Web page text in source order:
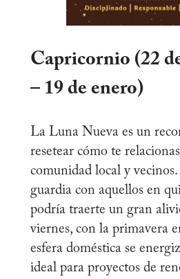
Capricornio (22
– 19 de enero)
La Luna Nueva es un
resetear cómo te
comunidad local y
guardia con aquellos en
podría traerte un gran
viernes, con la primavera
esfera doméstica se
ideal para proyectos de